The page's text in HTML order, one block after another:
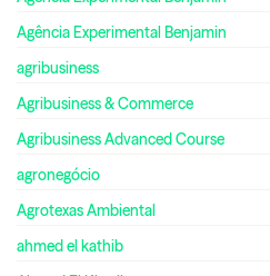
Agência Experimental Benjamin
agribusiness
Agribusiness & Commerce
Agribusiness Advanced Course
agronegócio
Agrotexas Ambiental
ahmed el kathib